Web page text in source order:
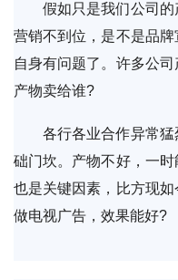
假如只是我们公司
营销不到位，是不是品
自身有问题了。许多公
产物卖给谁?
各行各业合作异常
础门坎。产物不好，一
也是关键因素，比方现
做电视广告，效果能好?